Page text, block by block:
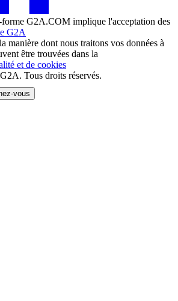
G2A.COM implique l'acceptation des
G2A
manière dont nous traitons vos données à
être trouvées dans la
et de cookies
Tous droits réservés.
vous